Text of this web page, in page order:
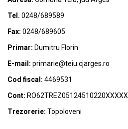
Tel. 0248/689589
Fax: 0248/689605
Primar: Dumitru Florin
E-mail: primarie@teiu.cjarges.ro
Cod fiscal: 4469531
Cont: RO62TREZ05124510220XXXXX
Trezorerie: Topoloveni